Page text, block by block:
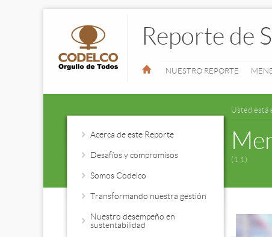
Reporte de
NUESTRO REPORTE
Acerca de este Reporte
Desafíos y compromisos
Somos Codelco
Transformando nuestra gestión
Nuestro desempeño en
sustentabilidad
Usted está
(1.1)